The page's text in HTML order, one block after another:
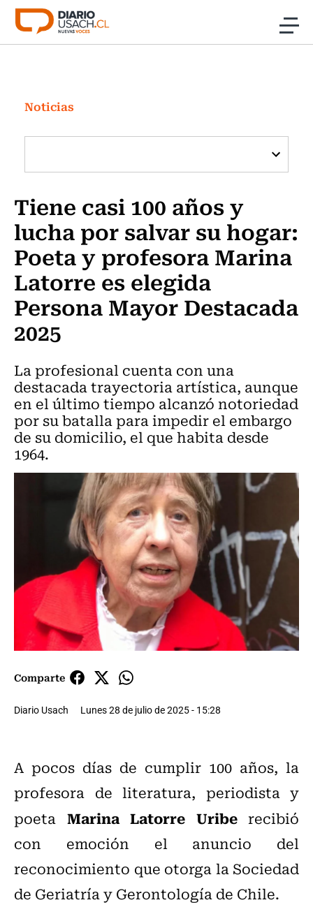
Click acá para ir directamente al contenido
Investigación
Cultura
Programas Radio y TV Usach
Noticias
Tiene casi 100 años y
lucha por salvar su hogar:
Poeta y profesora Marina
Latorre es elegida
Persona Mayor Destacada
2025
La profesional cuenta con una
destacada trayectoria artística, aunque
en el último tiempo alcanzó notoriedad
por su batalla para impedir el embargo
de su domicilio, el que habita desde
1964.
Comparte
Diario Usach Lunes 28 de julio de 2025 - 15:28
A pocos días de cumplir 100 años, la
profesora de literatura, periodista y
poeta Marina Latorre Uriberecibió
con emoción el anuncio del
reconocimiento que otorga la Sociedad
de Geriatría y Gerontología de Chile.